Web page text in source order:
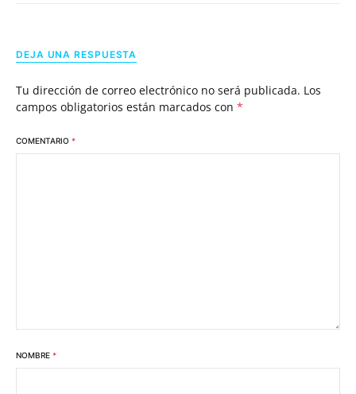
DEJA UNA RESPUESTA
Tu dirección de correo electrónico no será publicada. Los
campos obligatorios están marcados con *
COMENTARIO *
NOMBRE *